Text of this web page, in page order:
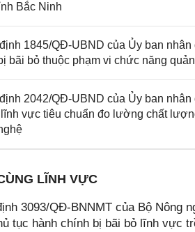
Bắc Ninh
1845/QĐ-UBND của Ủy ban
bãi bỏ thuộc phạm vi chức năng
2042/QĐ-UBND của Ủy ban
lĩnh vực tiêu chuẩn đo lường chất
LĨNH VỰC
3093/QĐ-BNNMT của Bộ Nông
tục hành chính bị bãi bỏ lĩnh vực